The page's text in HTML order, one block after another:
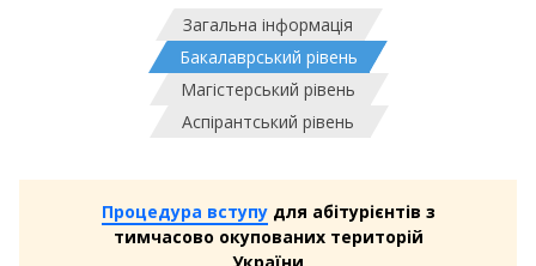
Загальна інформація
Бакалаврський рівень
Магістерський рівень
Аспірантський рівень
Процедура вступудля абітурієнтів з
тимчасово окупованих територій